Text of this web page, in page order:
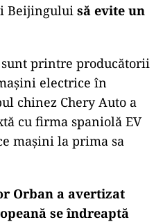
Beijingului să evite un
printre producătorii
electrice în
chinez Chery Auto a
cu firma spaniolă EV
maşini la prima sa
Orban a avertizat
se îndreaptă